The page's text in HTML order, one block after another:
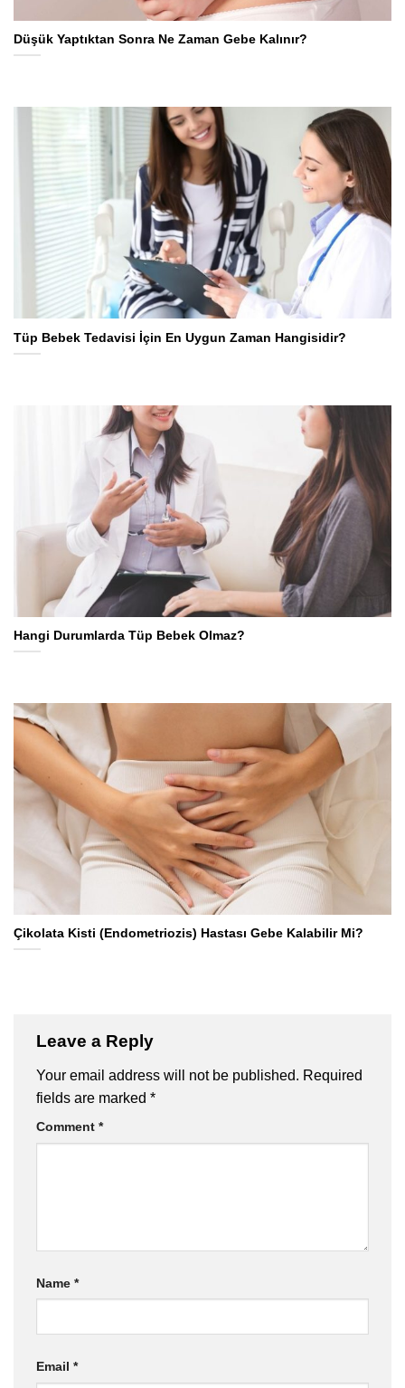
Düşük Yaptıktan Sonra Ne Zaman Gebe Kalınır?
Tüp Bebek Tedavisi İçin En Uygun Zaman Hangisidir?
Hangi Durumlarda Tüp Bebek Olmaz?
Çikolata Kisti (Endometriozis) Hastası Gebe Kalabilir Mi?
Leave a Reply
Your email address will not be published. Required
fields are marked *
Comment *
Name *
Email *